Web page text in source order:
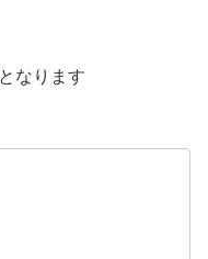
なります